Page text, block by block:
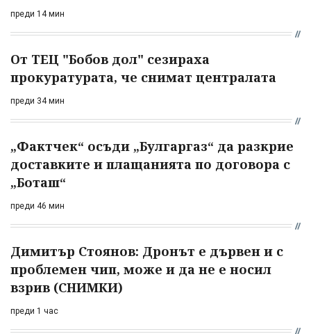
преди 14 мин
От ТЕЦ "Бобов дол" сезираха
прокуратурата, че снимат централата
преди 34 мин
„Фактчек“ осъди „Булгаргаз“ да разкрие
доставките и плащанията по договора с
„Боташ“
преди 46 мин
Димитър Стоянов: Дронът е дървен и с
проблемен чип, може и да не е носил
взрив (СНИМКИ)
преди 1 час